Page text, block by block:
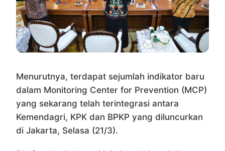
Menurutnya, terdapat sejumlah indikator baru
dalam Monitoring Center for Prevention (MCP)
yang sekarang telah terintegrasi antara
Kemendagri, KPK dan BPKP yang diluncurkan
di Jakarta, Selasa (21/3).